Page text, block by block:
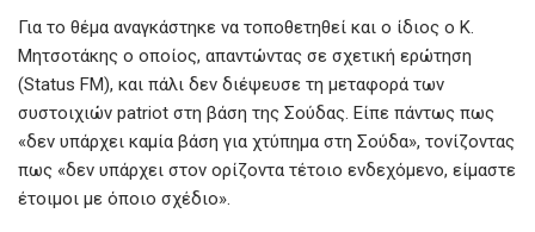
Για το θέμα αναγκάστηκε να τοποθετηθεί και ο ίδιος ο Κ.
Μητσοτάκης ο οποίος, απαντώντας σε σχετική ερώτηση
(Status FM), και πάλι δεν διέψευσε τη μεταφορά των
συστοιχιών patriot στη βάση της Σούδας. Είπε πάντως πως
«δεν υπάρχει καμία βάση για χτύπημα στη Σούδα», τονίζοντας
πως «δεν υπάρχει στον ορίζοντα τέτοιο ενδεχόμενο, είμαστε
έτοιμοι με όποιο σχέδιο».